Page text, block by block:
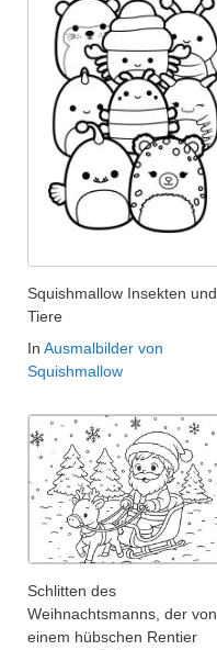
Squishmallow Insekten und
Tiere
In Ausmalbilder von
Squishmallow
Schlitten des
Weihnachtsmanns, der von
einem hübschen Rentier